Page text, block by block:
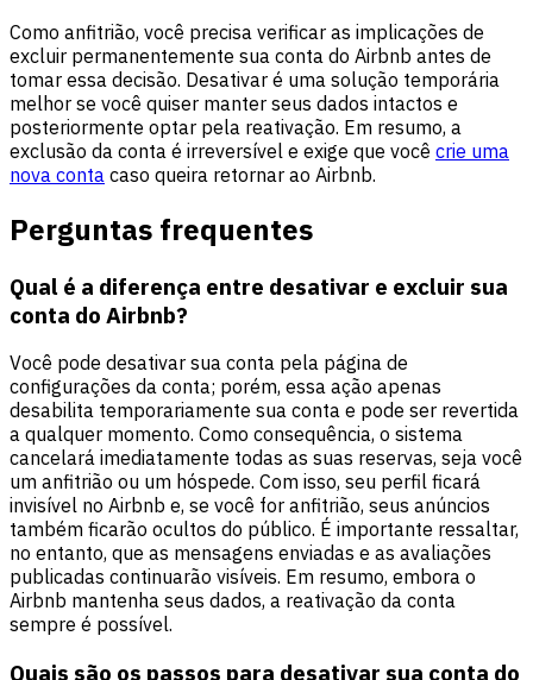
Como anfitrião, você precisa verificar as implicações de
excluir permanentemente sua conta do Airbnb antes de
tomar essa decisão. Desativar é uma solução temporária
melhor se você quiser manter seus dados intactos e
posteriormente optar pela reativação. Em resumo, a
exclusão da conta é irreversível e exige que você crie uma
nova conta caso queira retornar ao Airbnb.
Perguntas frequentes
Qual é a diferença entre desativar e excluir sua
conta do Airbnb?
Você pode desativar sua conta pela página de
configurações da conta; porém, essa ação apenas
desabilita temporariamente sua conta e pode ser revertida
a qualquer momento. Como consequência, o sistema
cancelará imediatamente todas as suas reservas, seja você
um anfitrião ou um hóspede. Com isso, seu perfil ficará
invisível no Airbnb e, se você for anfitrião, seus anúncios
também ficarão ocultos do público. É importante ressaltar,
no entanto, que as mensagens enviadas e as avaliações
publicadas continuarão visíveis. Em resumo, embora o
Airbnb mantenha seus dados, a reativação da conta
sempre é possível.
Quais são os passos para desativar sua conta do